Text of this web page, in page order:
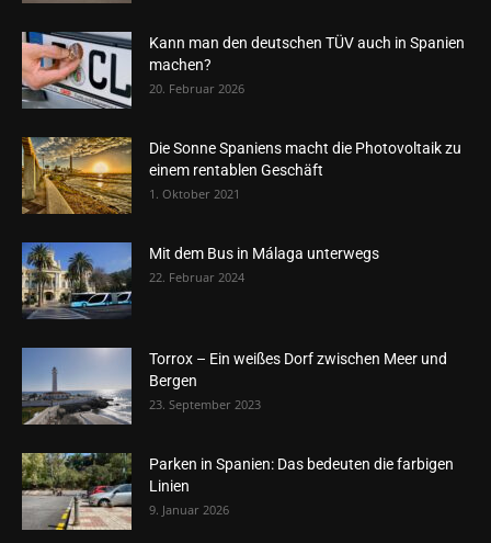
Kann man den deutschen TÜV auch in Spanien
machen?
20. Februar 2026
Die Sonne Spaniens macht die Photovoltaik zu
einem rentablen Geschäft
1. Oktober 2021
Mit dem Bus in Málaga unterwegs
22. Februar 2024
Torrox – Ein weißes Dorf zwischen Meer und
Bergen
23. September 2023
Parken in Spanien: Das bedeuten die farbigen
Linien
9. Januar 2026